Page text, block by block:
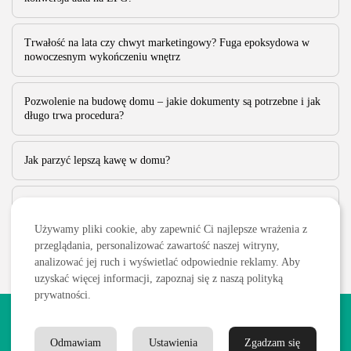
PUBLIKACJA: KATARZYNA MIELECKA 11 MAJA, 2023
Trwałość na lata czy chwyt marketingowy? Fuga epoksydowa w
nowoczesnym wykończeniu wnętrz
Pozwolenie na budowę domu – jakie dokumenty są potrzebne i jak
długo trwa procedura?
Jak parzyć lepszą kawę w domu?
są chronione prawem autorskim.
Używamy pliki cookie, aby zapewnić Ci najlepsze wrażenia z
przeglądania, personalizować zawartość naszej witryny,
analizować jej ruch i wyświetlać odpowiednie reklamy. Aby
uzyskać więcej informacji, zapoznaj się z naszą polityką
prywatności.
Zgadzam się
Ustawienia
Odmawiam